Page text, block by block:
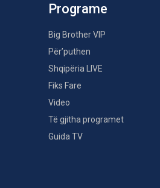
Programe
Big Brother VIP
Për’puthen
Shqipëria LIVE
Fiks Fare
Video
Të gjitha programet
Guida TV